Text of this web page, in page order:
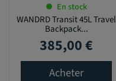
En stock
WANDRD Transit 45L Travel
Backpack...
Prix
385,00 €
Acheter